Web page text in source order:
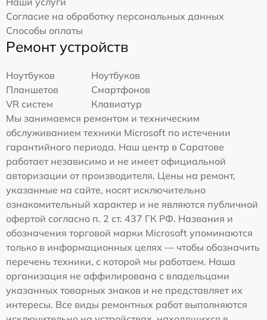
Согласие на обработку персональных данных
Способы оплаты
Ремонт устройств
Ноутбуков
Ноутбуков
Планшетов
Смартфонов
VR систем
Клавиатур
Мы занимаемся ремонтом и техническим
обслуживанием техники Microsoft по истечении
гарантийного периода. Наш центр в Саратове
работает независимо и не имеет официальной
авторизации от производителя. Цены на ремонт,
указанные на сайте, носят исключительно
ознакомительный характер и не являются публичной
офертой согласно п. 2 ст. 437 ГК РФ. Названия и
обозначения торговой марки Microsoft упоминаются
только в информационных целях — чтобы обозначить
перечень техники, с которой мы работаем. Наша
организация не аффилирована с владельцами
указанных товарных знаков и не представляет их
интересы. Все виды ремонтных работ выполняются